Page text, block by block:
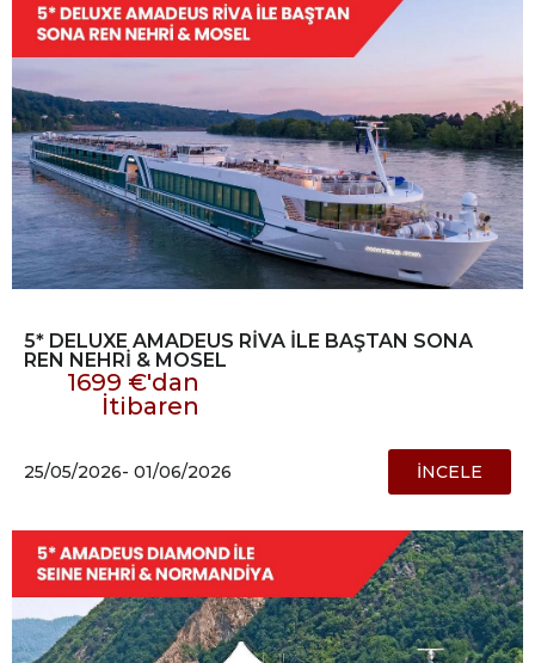
5* DELUXE AMADEUS RİVA İLE BAŞTAN SONA
REN NEHRİ & MOSEL
1699 €'dan
İtibaren
25/05/2026- 01/06/2026 İNCELE